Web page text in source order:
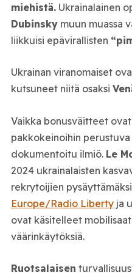
miehistä.Ukrainalainen
Dubinskymuun muassa
liikkuisi epävirallisten
Ukrainan viranomaiset
kutsuneet niitä osaksi
Vaikka bonusväitteet
pakkokeinoihin
dokumentoitu ilmiö. Le
2024 ukrainalaisten
rekrytoijien
Europe/Radio Libertyja
ovat käsitelleet
väärinkäytöksiä.
Ruotsalaisen